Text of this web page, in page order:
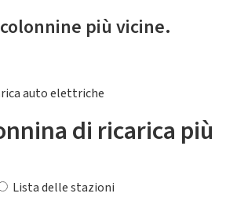
più vicine.
auto elettriche
di ricarica più
Lista delle stazioni